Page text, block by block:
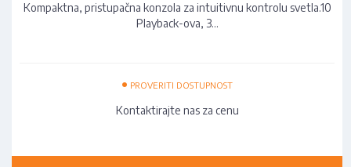
Kompaktna, pristupačna konzola za intuitivnu kontrolu svetla.10
Playback-ova, 3…
• PROVERITI DOSTUPNOST
Kontaktirajte nas za cenu